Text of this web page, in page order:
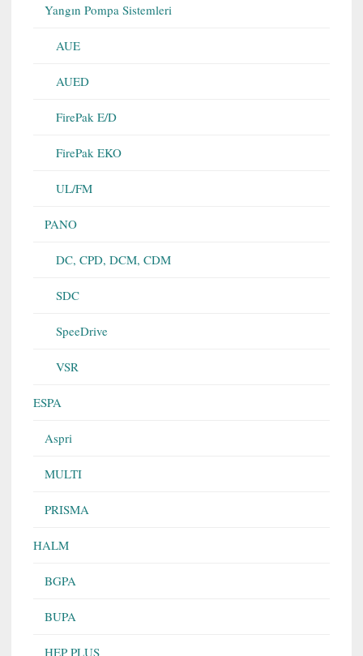
Yangın Pompa Sistemleri
AUE
AUED
FirePak E/D
FirePak EKO
UL/FM
PANO
DC, CPD, DCM, CDM
SDC
SpeeDrive
VSR
ESPA
Aspri
MULTI
PRISMA
HALM
BGPA
BUPA
HEP PLUS